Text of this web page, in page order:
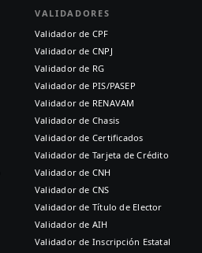
VALIDADORES
Validador de CPF
Validador de CNPJ
Validador de RG
Validador de PIS/PASEP
Validador de RENAVAM
Validador de Chasis
Validador de Certificados
Validador de Tarjeta de Crédito
Validador de CNH
Validador de CNS
Validador de Título de Elector
Validador de AIH
Validador de Inscripción Estatal